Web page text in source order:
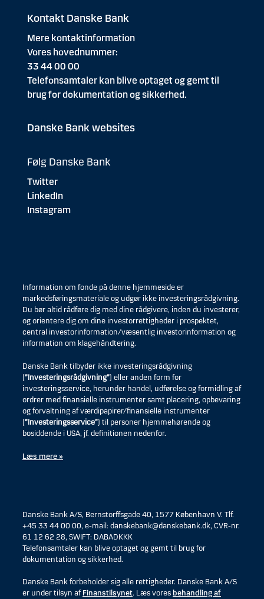
Kontakt Danske Bank
Mere kontaktinformation
Vores hovednummer:
33 44 00 00
Telefonsamtaler kan blive optaget og gemt til
brug for dokumentation og sikkerhed.
Danske Bank websites
Følg Danske Bank
Twitter
LinkedIn
Instagram
Information om fonde på denne hjemmeside er
markedsføringsmateriale og udgør ikke investeringsrådgivning.
Du bør altid rådføre dig med dine rådgivere, inden du investerer,
og orientere dig om dine investorrettigheder i prospektet,
central investorinformation/væsentlig investorinformation og
information om klagehåndtering.
Danske Bank tilbyder ikke investeringsrådgivning
(”Investeringsrådgivning”) eller anden form for
investeringsservice, herunder handel, udførelse og formidling af
ordrer med finansielle instrumenter samt placering, opbevaring
og forvaltning af værdipapirer/finansielle instrumenter
(”Investeringsservice”) til personer hjemmehørende og
bosiddende i USA, jf. definitionen nedenfor.
Læs mere »
Danske Bank A/S, Bernstorffsgade 40, 1577 København V. Tlf.
+45 33 44 00 00, e-mail: danskebank@danskebank.dk, CVR-nr.
61 12 62 28, SWIFT: DABADKKK
Telefonsamtaler kan blive optaget og gemt til brug for
dokumentation og sikkerhed.
Danske Bank forbeholder sig alle rettigheder. Danske Bank A/S
er under tilsyn afFinanstilsynet. Læs vores behandling af